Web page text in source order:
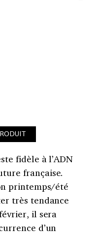
fidèle à l’ADN
française.
printemps/été
très tendance
il sera
d’un